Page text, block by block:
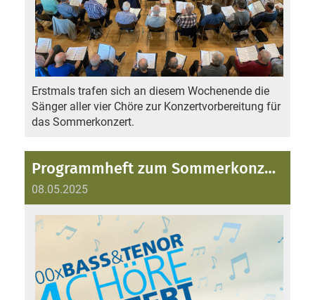
Erstmals trafen sich an diesem Wochenende die
Sänger aller vier Chöre zur Konzertvorbereitung für
das Sommerkonzert.
Programmheft zum Sommerkonzert
08.05.2025